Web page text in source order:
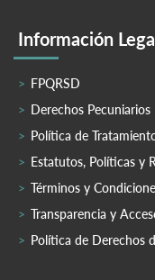
Información Legal
FPQRSD
Derechos Pecuniarios
Política de
Estatutos, Políticas y
Términos y
Transparencia y
Política de Derechos